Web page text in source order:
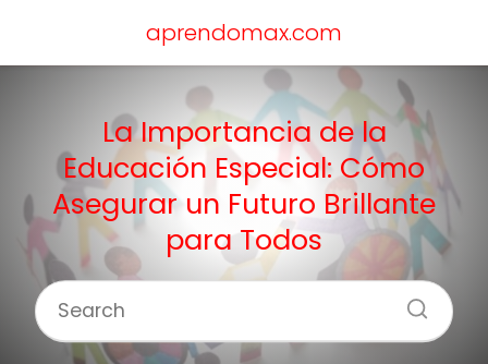
aprendomax.com
La Importancia de la
Educación Especial: Cómo
Asegurar un Futuro Brillante
para Todos